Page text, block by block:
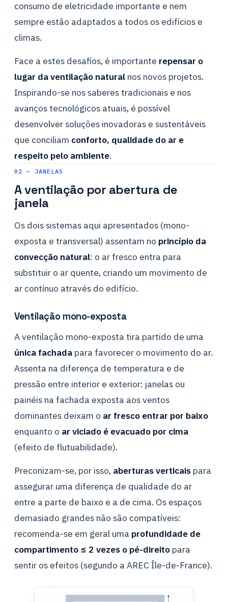
consumo de eletricidade importante e nem
sempre estão adaptados a todos os edifícios e
climas.
Face a estes desafios, é importante repensar o
lugar da ventilação natural nos novos projetos.
Inspirando-se nos saberes tradicionais e nos
avanços tecnológicos atuais, é possível
desenvolver soluções inovadoras e sustentáveis
que conciliam conforto, qualidade do ar e
respeito pelo ambiente.
02 — JANELAS
A ventilação por abertura de
janela
Os dois sistemas aqui apresentados (mono-
exposta e transversal) assentam no princípio da
convecção natural: o ar fresco entra para
substituir o ar quente, criando um movimento de
ar contínuo através do edifício.
Ventilação mono-exposta
A ventilação mono-exposta tira partido de uma
única fachada para favorecer o movimento do ar.
Assenta na diferença de temperatura e de
pressão entre interior e exterior: janelas ou
painéis na fachada exposta aos ventos
dominantes deixam o ar fresco entrar por baixo
enquanto o ar viciado é evacuado por cima
(efeito de flutuabilidade).
Preconizam-se, por isso, aberturas verticais para
assegurar uma diferença de qualidade do ar
entre a parte de baixo e a de cima. Os espaços
demasiado grandes não são compatíveis:
recomenda-se em geral uma profundidade de
compartimento ≤ 2 vezes o pé-direito para
sentir os efeitos (segundo a AREC Île-de-France).